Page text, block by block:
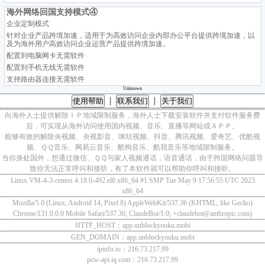
海外网络回国支持模式④
企业定制模式
针对企业产品跨境加速，适用于为高效访问企业内部办公平台提供跨境加速，以
及为海外用户高效访问企业运营产品提供跨境加速。
配置到电脑网卡无需软件
配置到手机无线无需软件
支持路由器连接无需软件
Unknown
使用帮助 联系我们 关于我们
向海外人士提供解除ＩＰ地域限制服务，海外人士下载安装软件并支付软件服务费
后，可实现从海外访问使用国内视频、音乐、直播等网站或ＡＰＰ。
能够有效的解除央视频、央视影音、咪咕视频、抖音、腾讯视频、爱奇艺、优酷视
频、ＱＱ音乐、网易云音乐、酷狗音乐、酷我音乐等地域限制服务。
当你身处国外，想通过微信、ＱＱ与家人视频通话，语音通话，由于跨国网络问题导
致你无法正常呼叫和接听，有了本软件就可以帮助你呼叫和接听。
Linux VM-4-3-centos 4.18.0-492.el8.x86_64 #1 SMP Tue May 9 17:56:55 UTC 2023
x86_64
Mozilla/5.0 (Linux; Android 14; Pixel 8) AppleWebKit/537.36 (KHTML, like Gecko)
Chrome/131.0.0.0 Mobile Safari/537.36; ClaudeBot/1.0; +claudebot@anthropic.com)
HTTP_HOST：app.unblockyouku.mobi
GEN_DOMAIN：app.unblockyouku.mobi
ipinfo.io：216.73.217.99
pcw-api.iq.com：216.73.217.99